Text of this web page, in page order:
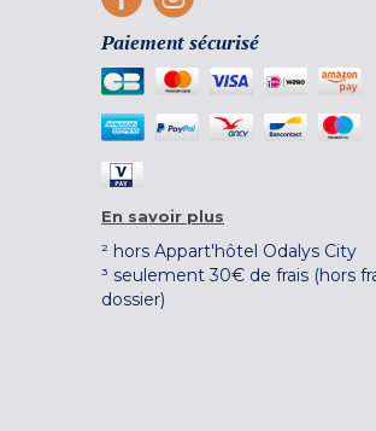
Paiement sécurisé
En savoir plus
² hors Appart'hôtel Odalys City
³ seulement 30€ de frais (hors
dossier)